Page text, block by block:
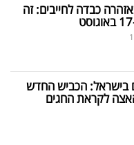
כבדה לחייבים: זה
בישראל: הכביש החדש
לקראת החגים